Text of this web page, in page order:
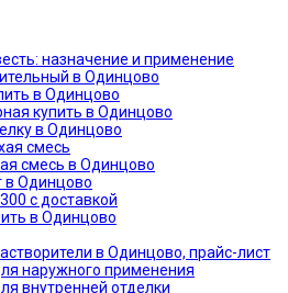
назначение и применение
в Одинцово
в Одинцово
купить в Одинцово
в Одинцово
смесь
смесь в Одинцово
в Одинцово
с доставкой
в Одинцово
в Одинцово, прайс-лист
наружного применения
внутренней отделки